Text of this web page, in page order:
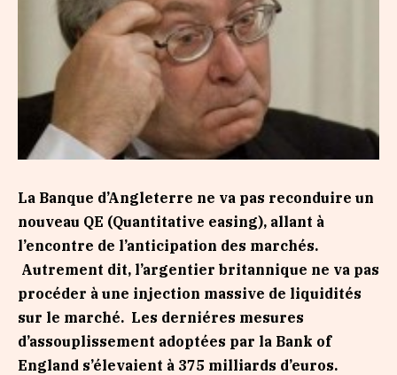
La Banque d’Angleterre ne va pas reconduire un
nouveau QE (Quantitative easing), allant à
l’encontre de l’anticipation des marchés.
Autrement dit, l’argentier britannique ne va pas
procéder à une injection massive de liquidités
sur le marché. Les derniéres mesures
d’assouplissement adoptées par la Bank of
England s’élevaient à 375 milliards d’euros.